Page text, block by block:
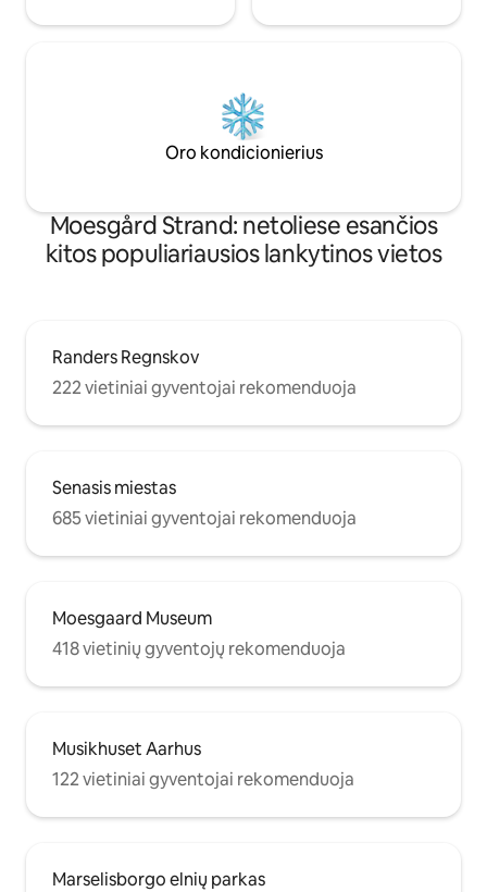
Oro kondicionierius
Moesgård Strand: netoliese esančios
kitos populiariausios lankytinos vietos
Randers Regnskov
222 vietiniai gyventojai rekomenduoja
Senasis miestas
685 vietiniai gyventojai rekomenduoja
Moesgaard Museum
418 vietinių gyventojų rekomenduoja
Musikhuset Aarhus
122 vietiniai gyventojai rekomenduoja
Marselisborgo elnių parkas